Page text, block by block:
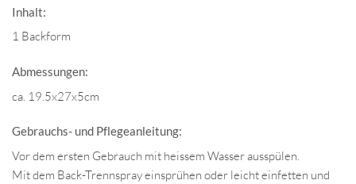
Inhalt:
1 Backform
Abmessungen:
ca. 19.5x27x5cm
Gebrauchs- und Pflegeanleitung:
Vor dem ersten Gebrauch mit heissem Wasser ausspülen.
Mit dem Back-Trennspray einsprühen oder leicht einfetten und